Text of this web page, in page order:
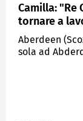
Camilla: "Re
tornare a
Aberdeen
sola ad
Nelle